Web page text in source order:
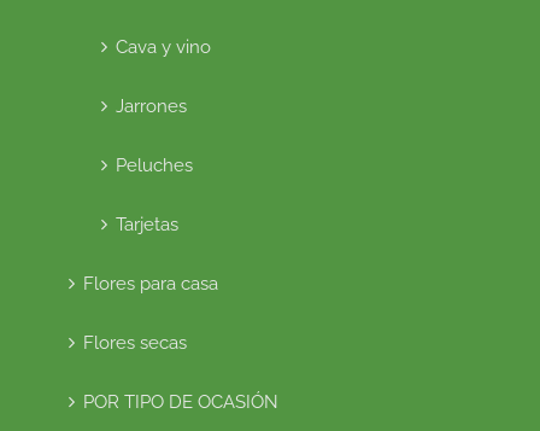
Cava y vino
Jarrones
Peluches
Tarjetas
Flores para casa
Flores secas
POR TIPO DE OCASIÓN